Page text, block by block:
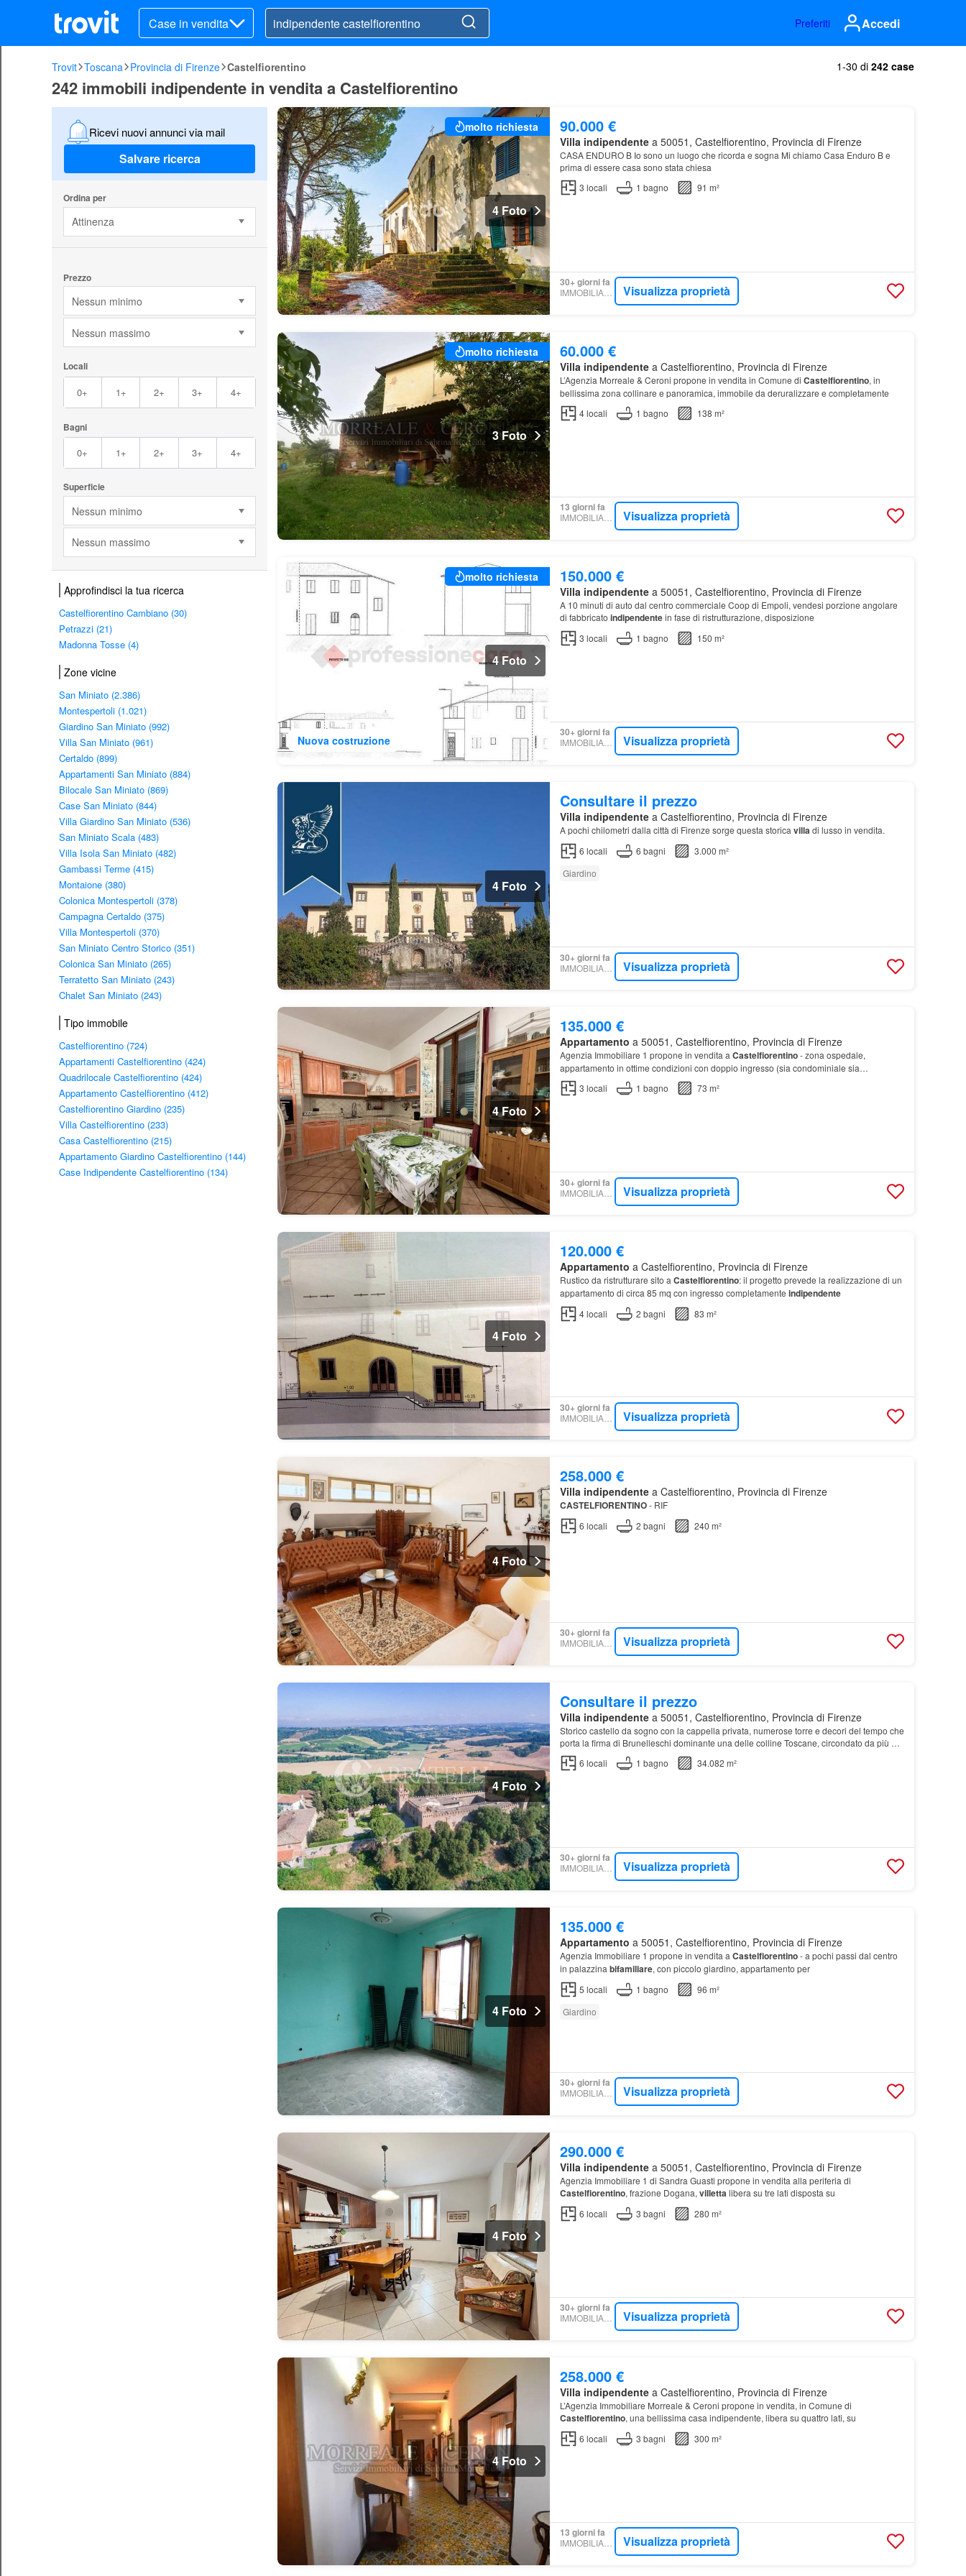
Case in vendita Preferiti Accedi
Trovit Toscana Provincia di Firenze Castelfiorentino 1-30 di 242 case
242 immobili indipendente in vendita a Castelfiorentino
Ricevi nuovi annunci via mail
Salvare ricerca
Ordina per
Attinenza
Prezzo
Nessun minimo
Nessun massimo
Locali
0+ 1+ 2+ 3+ 4+
Bagni
0+ 1+ 2+ 3+ 4+
Superficie
Nessun minimo
Nessun massimo
Approfindisci la tua ricerca
Castelfiorentino Cambiano (30)
Petrazzi (21)
Madonna Tosse (4)
Zone vicine
San Miniato (2.386)
Montespertoli (1.021)
Giardino San Miniato (992)
Villa San Miniato (961)
Certaldo (899)
Appartamenti San Miniato (884)
Bilocale San Miniato (869)
Case San Miniato (844)
Villa Giardino San Miniato (536)
San Miniato Scala (483)
Villa Isola San Miniato (482)
Gambassi Terme (415)
Montaione (380)
Colonica Montespertoli (378)
Campagna Certaldo (375)
Villa Montespertoli (370)
San Miniato Centro Storico (351)
Colonica San Miniato (265)
Terratetto San Miniato (243)
Chalet San Miniato (243)
Tipo immobile
Castelfiorentino (724)
Appartamenti Castelfiorentino (424)
Quadrilocale Castelfiorentino (424)
Appartamento Castelfiorentino (412)
Castelfiorentino Giardino (235)
Villa Castelfiorentino (233)
Casa Castelfiorentino (215)
Appartamento Giardino Castelfiorentino (144)
Case Indipendente Castelfiorentino (134)
molto richiesta
4 Foto
90.000 €
Villa indipendentea 50051, Castelfiorentino, Provincia di Firenze
CASA ENDURO B Io sono un luogo che ricorda e sogna Mi chiamo Casa Enduro B e
prima di essere casa sono stata chiesa
3 locali 1 bagno 91 m²
30+ giorni fa
IMMOBILIARE.IT Visualizza proprietà
molto richiesta
3 Foto
60.000 €
Villa indipendentea Castelfiorentino, Provincia di Firenze
L’Agenzia Morreale & Ceroni propone in vendita in Comune di Castelfiorentino, in
bellissima zona collinare e panoramica, immobile da deruralizzare e completamente
4locali 1 bagno 138 m²
13 giorni fa
IMMOBILIARE.IT Visualizza proprietà
Nuova costruzione
molto richiesta
4 Foto
150.000 €
Villa indipendentea 50051, Castelfiorentino, Provincia di Firenze
A 10 minuti di auto dal centro commerciale Coop di Empoli, vendesi porzione angolare
di fabbricato indipendentein fase di ristrutturazione, disposizione
3 locali 1 bagno 150 m²
30+ giorni fa
IMMOBILIARE.IT Visualizza proprietà
4 Foto
Consultare il prezzo
Villa indipendentea Castelfiorentino, Provincia di Firenze
A pochi chilometri dalla città di Firenze sorge questa storica villadi lusso in vendita.
6 locali 6 bagni
3.000 m²
Giardino
30+ giorni fa
IMMOBILIARE.IT Visualizza proprietà
4 Foto
135.000 €
Appartamento a 50051, Castelfiorentino, Provincia di Firenze
Agenzia Immobiliare 1 propone in vendita a Castelfiorentino- zona ospedale,
appartamento in ottime condizioni con doppio ingresso (sia condominiale sia
indipendente dal resede esclusivo).
3 locali 1 bagno 73 m²
30+ giorni fa
IMMOBILIARE.IT Visualizza proprietà
4 Foto
120.000 €
Appartamento a Castelfiorentino, Provincia di Firenze
Rustico da ristrutturare sito a Castelfiorentino: il progetto prevede la realizzazione di un
appartamento di circa 85 mq con ingresso completamente indipendente
4locali 2 bagni 83 m²
30+ giorni fa
IMMOBILIARE.IT Visualizza proprietà
4 Foto
258.000 €
Villa indipendentea Castelfiorentino, Provincia di Firenze
CASTELFIORENTINO- RIF
6 locali 2 bagni 240 m²
30+ giorni fa
IMMOBILIARE.IT Visualizza proprietà
4 Foto
Consultare il prezzo
Villa indipendentea 50051, Castelfiorentino, Provincia di Firenze
Storico castello da sogno con la cappella privata, numerose torre e decori del tempo che
porta la firma di Brunelleschi dominante una delle colline Toscane, circondato da più di
1200 ha di terreni e
6 locali 1 bagno 34.082 m²
30+ giorni fa
IMMOBILIARE.IT Visualizza proprietà
4 Foto
135.000 €
Appartamento a 50051, Castelfiorentino, Provincia di Firenze
Agenzia Immobiliare 1 propone in vendita a Castelfiorentino- a pochi passi dal centro
in palazzina bifamiliare, con piccolo giardino, appartamento per
5 locali 1 bagno
96 m²
Giardino
30+ giorni fa
IMMOBILIARE.IT Visualizza proprietà
4 Foto
290.000 €
Villa indipendentea 50051, Castelfiorentino, Provincia di Firenze
Agenzia Immobiliare 1 di Sandra Guasti propone in vendita alla periferia di
Castelfiorentino, frazione Dogana, villettalibera su tre lati disposta su
6 locali 3 bagni 280 m²
30+ giorni fa
IMMOBILIARE.IT Visualizza proprietà
4 Foto
258.000 €
Villa indipendentea Castelfiorentino, Provincia di Firenze
L’Agenzia Immobiliare Morreale & Ceroni propone in vendita, in Comune di
Castelfiorentino, una bellissima casa indipendente, libera su quattro lati, su
6 locali 3 bagni 300 m²
13 giorni fa
IMMOBILIARE.IT Visualizza proprietà